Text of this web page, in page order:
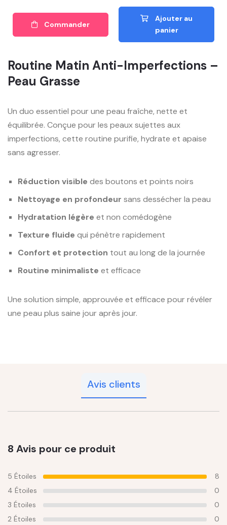
Commander
Ajouter au
panier
Routine Matin Anti-Imperfections –
Peau Grasse
Un duo essentiel pour une peau fraîche, nette et
équilibrée. Conçue pour les peaux sujettes aux
imperfections, cette routine purifie, hydrate et apaise
sans agresser.
Réduction visible des boutons et points noirs
Nettoyage en profondeur sans dessécher la peau
Hydratation légère et non comédogène
Texture fluide qui pénètre rapidement
Confort et protection tout au long de la journée
Routine minimaliste et efficace
Une solution simple, approuvée et efficace pour révéler
une peau plus saine jour après jour.
Avis clients
8 Avis pour ce produit
5 Étoiles
8
4 Étoiles
0
3 Étoiles
0
2 Étoiles
0